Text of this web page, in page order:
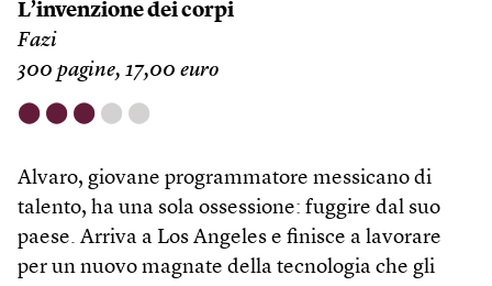
L’invenzione dei corpi
Fazi
300 pagine, 17,00 euro
⬤ ⬤ ⬤ ⬤ ⬤
Alvaro, giovane programmatore messicano di
talento, ha una sola ossessione: fuggire dal suo
paese. Arriva a Los Angeles e finisce a lavorare
per un nuovo magnate della tecnologia che gli